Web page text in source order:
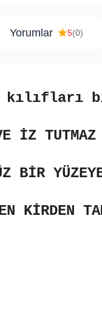
Yorumlar 5(0)
kılıfları
İZ TUTMAZ
BİR
KİRDEN